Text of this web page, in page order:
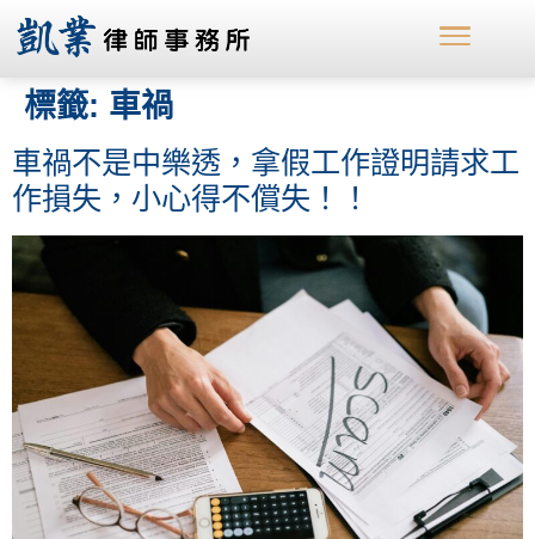
標籤: 車禍
車禍不是中樂透，拿假工作證明請求工
作損失，小心得不償失！！